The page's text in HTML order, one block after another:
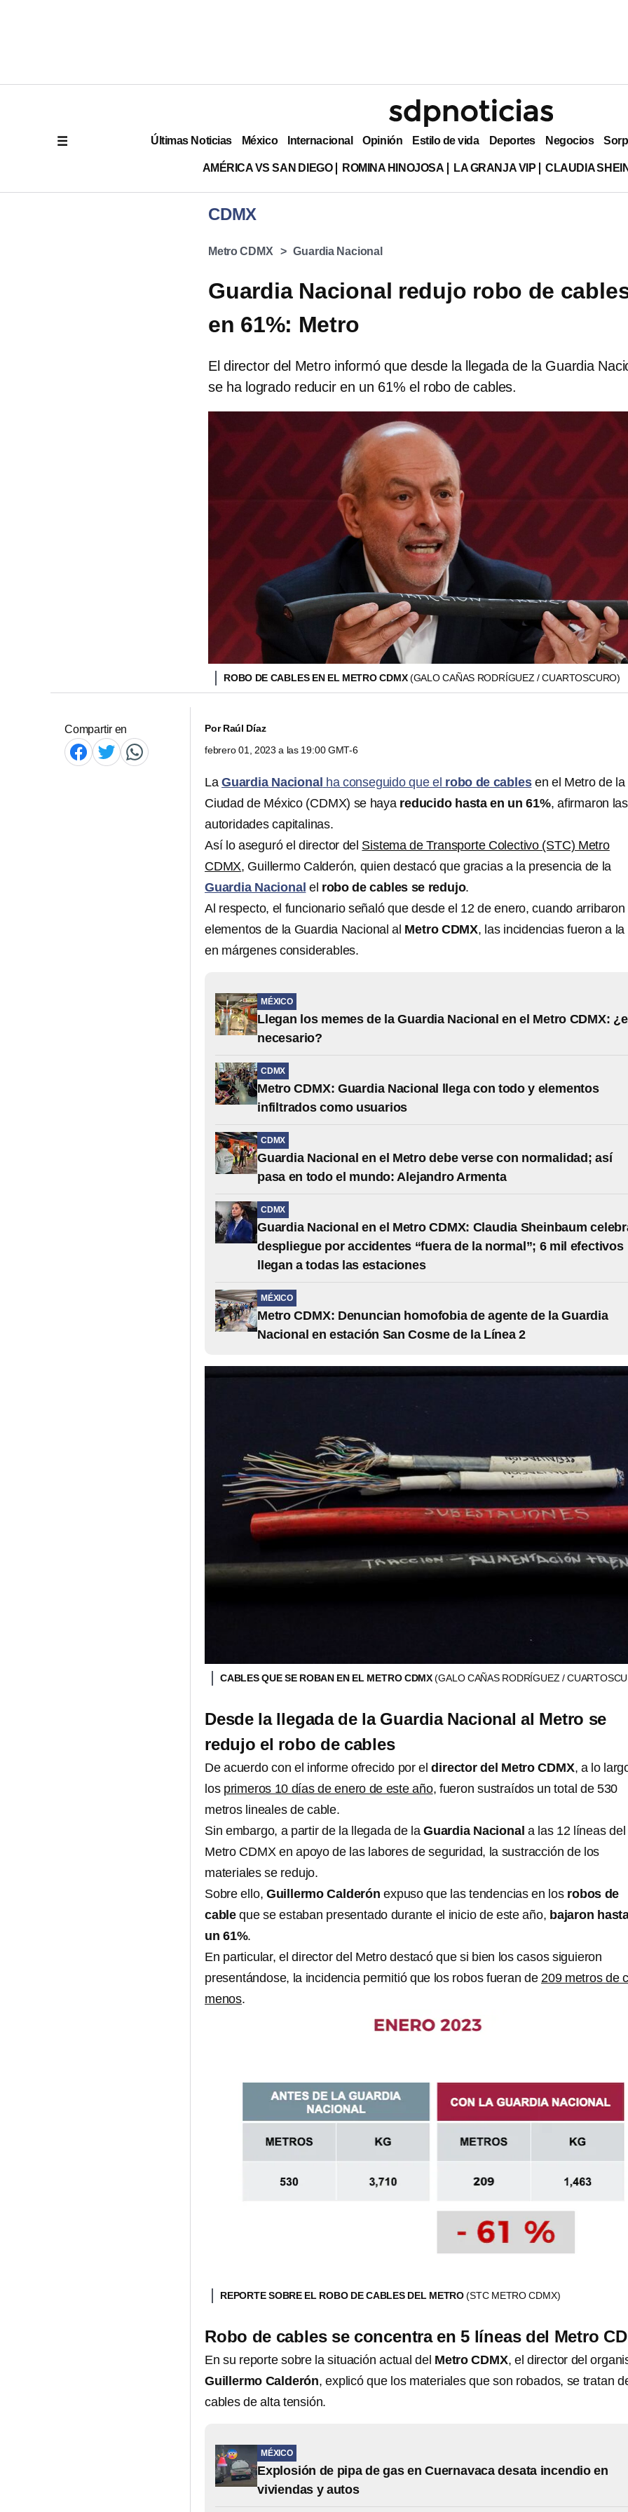
Últimas Noticias México Internacional Opinión Estilo de vida Deportes Negocios
AMÉRICA VS SAN DIEGO ROMINA HINOJOSA LA GRANJA VIP CLAUDIA
CDMX
Metro CDMX Guardia Nacional
Guardia Nacional redujo robo de
en 61%: Metro
El director del Metro informó que desde la llegada de la Guardia
se ha logrado reducir en un 61% el robo de cables.
ROBO DE CABLES EN EL METRO CDMX(GALO CAÑAS RODRÍGUEZ / CUARTOSCURO)
Compartir en PorRaúl Díaz
febrero 01, 2023 a las 19:00 GMT-6
La Guardia Nacional ha conseguido que el robo de cablesen el Metro de la
Ciudad de México (CDMX) se haya reducido hasta en un 61%, afirmaron las
autoridades capitalinas.
Así lo aseguró el director del Sistema de Transporte Colectivo (STC) Metro
CDMX, Guillermo Calderón, quien destacó que gracias a la presencia de la
Guardia Nacional el robo de cables se redujo.
Al respecto, el funcionario señaló que desde el 12 de enero, cuando arribaron
elementos de la Guardia Nacional al Metro CDMX, las incidencias fueron a la
en márgenes considerables.
MÉXICO
Llegan los memes de la Guardia Nacional en el Metro CDMX:
necesario?
CDMX
Metro CDMX: Guardia Nacional llega con todo y elementos
infiltrados como usuarios
CDMX
Guardia Nacional en el Metro debe verse con normalidad; así
pasa en todo el mundo: Alejandro Armenta
CDMX
Guardia Nacional en el Metro CDMX: Claudia Sheinbaum
despliegue por accidentes “fuera de la normal”; 6 mil efectivos
llegan a todas las estaciones
MÉXICO
Metro CDMX: Denuncian homofobia de agente de la Guardia
Nacional en estación San Cosme de la Línea 2
CABLES QUE SE ROBAN EN EL METRO CDMX(GALO CAÑAS RODRÍGUEZ /
Desde la llegada de la Guardia Nacional al Metro se
redujo el robo de cables
De acuerdo con el informe ofrecido por eldirector del Metro CDMX, a lo
los primeros 10 días de enero de este año, fueron sustraídos un total de 530
metros lineales de cable.
Sin embargo, a partir de la llegada de la Guardia Nacional a las 12 líneas del
Metro CDMX en apoyo de las labores de seguridad, la sustracción de los
materiales se redujo.
Sobre ello, Guillermo Calderón expuso que las tendencias en los robos de
cable que se estaban presentado durante el inicio de este año, bajaron
un 61%.
En particular, el director del Metro destacó que si bien los casos siguieron
presentándose, la incidencia permitió que los robos fueran de 209 metros de
menos.
REPORTE SOBRE EL ROBO DE CABLES DEL METRO(STC METRO CDMX)
Robo de cables se concentra en 5 líneas del Metro
En su reporte sobre la situación actual del Metro CDMX, el director del
Guillermo Calderón, explicó que los materiales que son robados, se tratan
cables de alta tensión.
MÉXICO
Explosión de pipa de gas en Cuernavaca desata incendio en
viviendas y autos